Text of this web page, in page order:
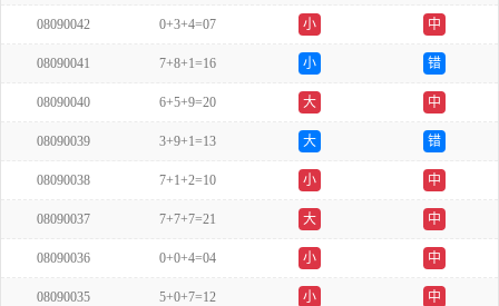
08090042 0+3+4=07 小 中
08090041 7+8+1=16 小 错
08090040 6+5+9=20 大 中
08090039 3+9+1=13 大 错
08090038 7+1+2=10 小 中
08090037 7+7+7=21 大 中
08090036 0+0+4=04 小 中
08090035 5+0+7=12 小 中